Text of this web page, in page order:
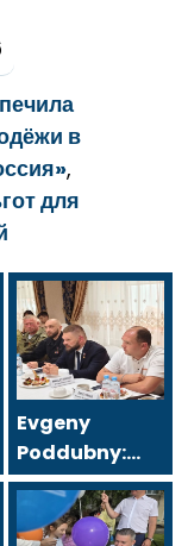
в
,
для
Evgeny
Poddubny:
Hava
Savunma